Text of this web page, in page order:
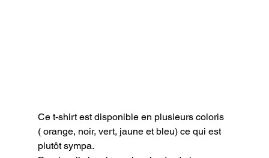
Ce t-shirt est disponible en plusieurs coloris
( orange, noir, vert, jaune et bleu) ce qui est
plutôt sympa.